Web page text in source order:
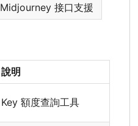
Midjourney 接口支援
說明
Key 額度查詢工具